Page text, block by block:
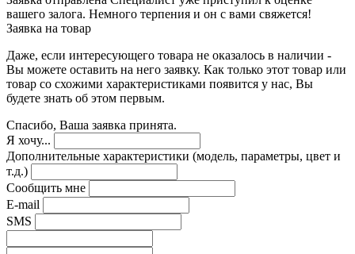
вашего залога. Немного терпения и он с вами свяжется!
Заявка на товар
Даже, если интересующего товара не оказалось в наличии -
Вы можете оставить на него заявку. Как только этот товар или
товар со схожими характеристиками появится у нас, Вы
будете знать об этом первым.
Спасибо, Ваша заявка принята.
Я хочу...
Дополнительные характеристики (модель, параметры, цвет и
т.д.)
Сообщить мне
E-mail
SMS